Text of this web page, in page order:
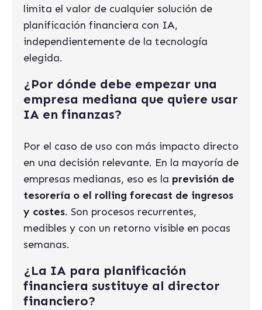
limita el valor de cualquier solución de
planificación financiera con IA,
independientemente de la tecnología
elegida.
¿Por dónde debe empezar una
empresa mediana que quiere usar
IA en finanzas?
Por el caso de uso con más impacto directo
en una decisión relevante. En la mayoría de
empresas medianas, eso es la previsión de
tesorería o el rolling forecast de ingresos
y costes. Son procesos recurrentes,
medibles y con un retorno visible en pocas
semanas.
¿La IA para planificación
financiera sustituye al director
financiero?